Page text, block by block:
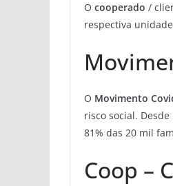
O cooperado /
respectiva
O Movimento
risco social.
81% das 20 mil
Coop –